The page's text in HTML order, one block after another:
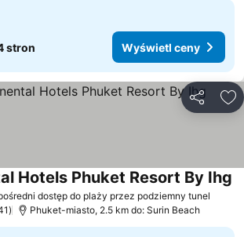
stron Wyświetl ceny
dostęp do plaży przez podziemny tunel
Hotels Phuket Resort By Ihg
Phuket-miasto, 2.5 km do: Surin Beach